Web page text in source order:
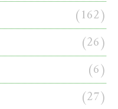
(162)
(26)
(6)
(27)